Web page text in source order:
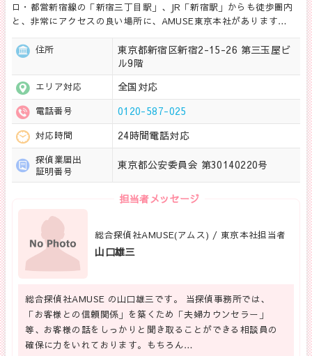
ロ・都営新宿線の「新宿三丁目駅」、JR「新宿駅」からも徒歩圏内
と、非常にアクセスの良い場所に、AMUSE東京本社があります…
住所
東京都新宿区新宿2-15-26 第三玉屋ビ
ル9階
エリア対応 全国対応
電話番号 0120-587-025
対応時間 24時間電話対応
探偵業届出
証明番号
東京都公安委員会 第30140220号
担当者メッセージ
総合探偵社AMUSE(アムス) / 東京本社担当者
山口雄三
総合探偵社AMUSE の山口雄三です。 当探偵事務所では、
「お客様との信頼関係」を築くため「夫婦カウンセラー」
等、お客様の話をしっかりと聞き取ることができる相談員の
確保に力をいれております。もちろん…